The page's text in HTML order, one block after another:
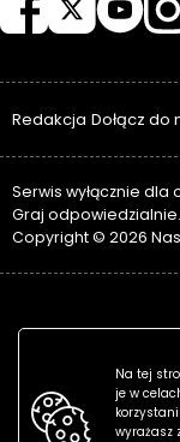
Redakcja Dołącz do
Serwis wyłącznie dla
Graj odpowiedzialnie.
Copyright © 2026
Na tej
je w
wyrażasz